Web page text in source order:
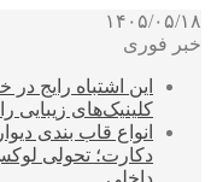
۱۴۰۵/۰۵/۱۸
خبر فوری
این اشتباه رایج
کلینیک‌های زیبایی
انواع قاب بندی
دکارت؛ تحولی
داخلی